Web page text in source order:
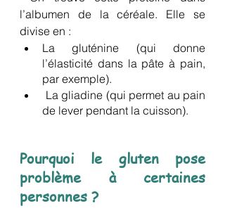
l’albumen de la céréale. Elle se
divise en :
La gluténine (qui donne
l’élasticité dans la pâte à pain,
par exemple).
de lever pendant la cuisson).
Pourquoi le gluten pose
problème à certaines
personnes ?